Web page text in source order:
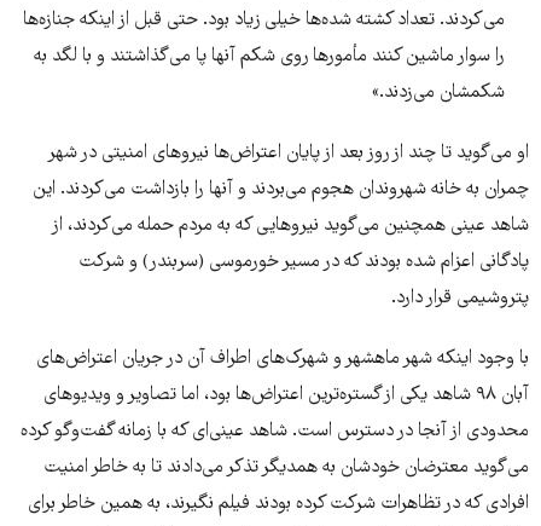
می‌کردند. تعداد کشته شده‌ها خیلی زیاد بود. حتی قبل از اینکه جنازه‌ها
را سوار ماشین کنند مأمورها روی شکم آنها پا می‌گذاشتند و با لگد به
شکمشان می‌زدند.»
او می‌گوید تا چند از روز بعد از پایان اعتراض‌ها نیروهای امنیتی در شهر
چمران به خانه شهروندان هجوم می‌بردند و آنها را بازداشت می‌کردند. این
شاهد عینی همچنین می‌گوید نیروهایی که به مردم حمله می‌کردند، از
پادگانی اعزام شده بودند که در مسیر خورموسی (سربندر) و شرکت
پتروشیمی قرار دارد.
با وجود اینکه شهر ماهشهر و شهرک‌های اطراف آن در جریان اعتراض‌های
آبان ۹۸ شاهد یکی از گستره‌ترین اعتراض‌ها بود، اما تصاویر و ویدیوهای
محدودی از آنجا در دسترس است. شاهد عینی‌ای که با زمانه گفت‌وگو کرده
می‌گوید معترضان خودشان به همدیگر تذکر می‌دادند تا به خاطر امنیت
افرادی که در تظاهرات شرکت کرده بودند فیلم نگیرند، به همین خاطر برای